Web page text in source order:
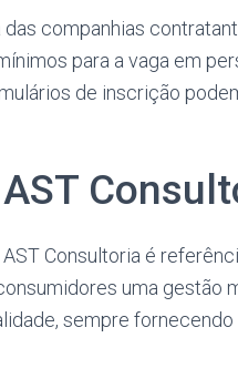
companhias
para a vaga em
de inscrição
Consultoria é
uma gestão
sempre